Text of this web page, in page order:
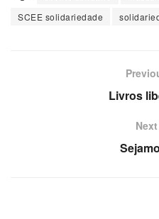
SCEE solidariedade
Livros